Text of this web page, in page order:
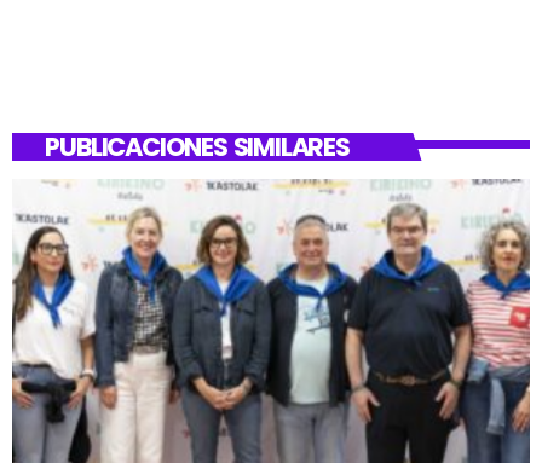
PUBLICACIONES SIMILARES